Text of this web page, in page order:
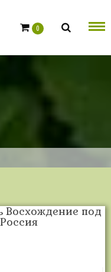
0
Восхождение под